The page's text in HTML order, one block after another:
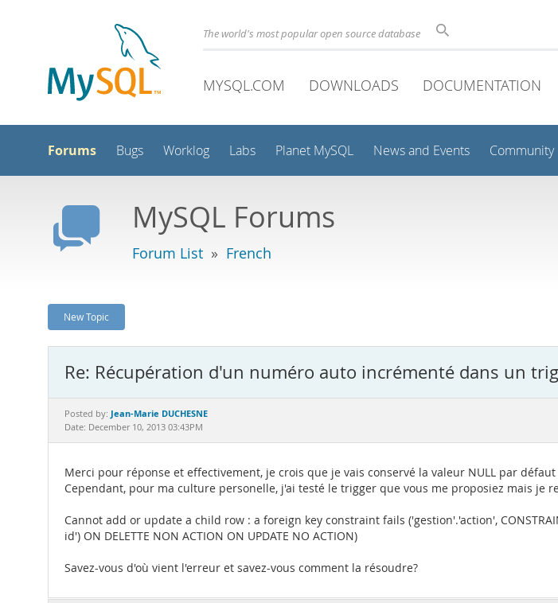
The world's most popular open source database
MYSQL.COM DOWNLOADS DOCUMENTATION
Forums Bugs Worklog Labs Planet MySQL News and Events Community
MySQL Forums
Forum List » French
New Topic
Re: Récupération d'un numéro auto incrémenté dans un
Posted by: Jean-Marie DUCHESNE
Date: December 10, 2013 03:43PM
Merci pour réponse et effectivement, je crois que je vais conservé la valeur NULL par
Cependant, pour ma culture personelle, j'ai testé le trigger que vous me proposiez mais je
Cannot add or update a child row : a foreign key constraint fails ('gestion'.'action',
id') ON DELETTE NON ACTION ON UPDATE NO ACTION)
Savez-vous d'où vient l'erreur et savez-vous comment la résoudre?